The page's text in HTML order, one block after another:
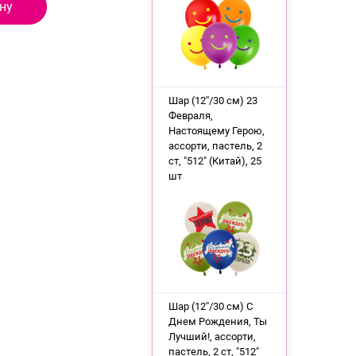
Шар (12''/30 см) 23
Февраля,
Настоящему Герою,
ассорти, пастель, 2
ст, "512" (Китай), 25
шт
Шар (12''/30 см) С
Днем Рождения, Ты
Лучший!, ассорти,
пастель, 2 ст, "512"